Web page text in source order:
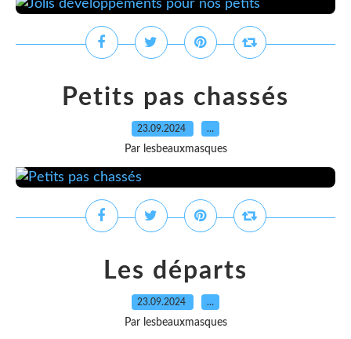
Petits pas chassés
23.09.2024 …
Par lesbeauxmasques
Les départs
23.09.2024 …
Par lesbeauxmasques